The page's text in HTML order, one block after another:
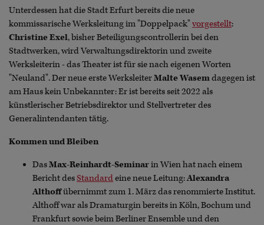
Unterdessen hat die Stadt Erfurt bereits die neue
kommissarische Werksleitung im "Doppelpack"vorgestellt:
Christine Exel, bisher Beteiligungscontrollerin bei den
Stadtwerken, wird Verwaltungsdirektorin und zweite
Werksleiterin - das Theater ist für sie nach eigenen Worten
"Neuland". Der neue erste WerksleiterMalte Wasemdagegen ist
am Haus kein Unbekannter: Er ist bereits seit 2022 als
künstlerischer Betriebsdirektor und Stellvertreter des
Generalintendanten tätig.
Kommen und Bleiben
DasMax-Reinhardt-Seminarin Wien hat nach einem
Bericht desStandardeine neue Leitung:Alexandra
Althoffübernimmt zum 1. März das renommierte Institut.
Althoff war als Dramaturgin bereits in Köln, Bochum und
Frankfurt sowie beim Berliner Ensemble und den